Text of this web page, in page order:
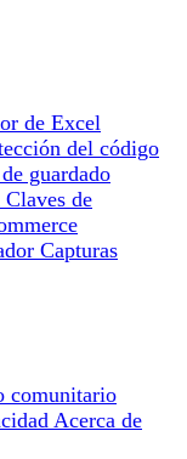
de Excel
del código
guardado
Claves de
Capturas
comunitario
Acerca de